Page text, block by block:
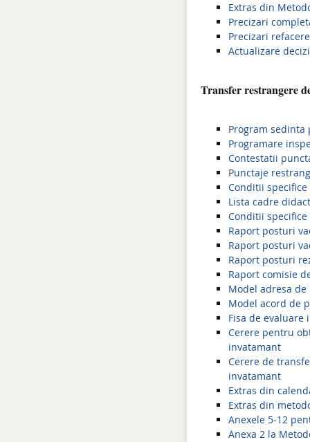
Extras din
Precizari
Precizari
Actualizare
Transfer restrangere
Program
Programare
Contestatii
Punctaje
Conditii
Lista cadre
Conditii
Raport posturi
Raport posturi
Raport posturi
Raport comisie
Model adresa
Model acord de
Fisa de evaluare
Cerere pentru
invatamant
Cerere de
invatamant
Extras din
Extras din
Anexele 5-12
Anexa 2 la